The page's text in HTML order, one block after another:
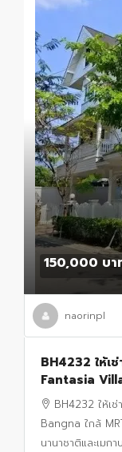
150,000 บา
naorinpl
BH4232 ให้เ
Fantasia
พร้อมอยู่
BH4232 ให้เ
Bangna ใกล้
นานาชาติและเมกา